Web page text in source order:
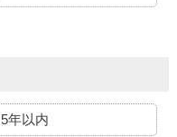
5年以内